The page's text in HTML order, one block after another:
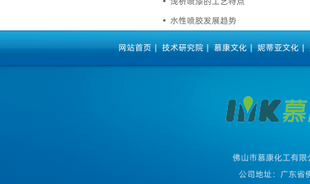
水性喷胶发展趋势
网站首页 | 技术研究院 | 慕康文化 | 妮蒂亚文化 |
佛山市慕康化工有限
公司地址：广东省